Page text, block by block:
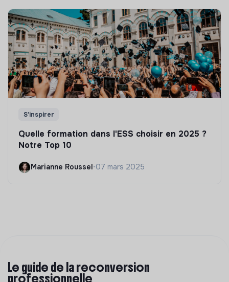
S'inspirer
Quelle formation dans l'ESS choisir en 2025 ?
Notre Top 10
Marianne Roussel•07 mars 2025
Le guide de la reconversion
professionnelle